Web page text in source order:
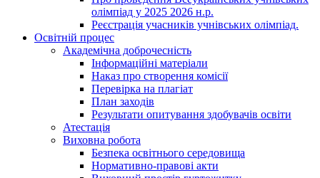
олімпіад у 2025 2026 н.р.
Реєстрація учасників учнівських олімпіад.
Освітній процес
Академічна доброчесність
Інформаційні матеріали
Наказ про створення комісії
Перевірка на плагіат
План заходів
Результати опитування здобувачів освіти
Атестація
Виховна робота
Безпека освітнього середовища
Нормативно-правові акти